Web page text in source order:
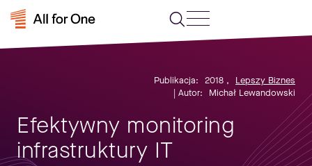
Publikacja: 2018 ,
Lepszy Biznes
| Autor:
Michał Lewandowski
Efektywny monitoring
infrastruktury IT